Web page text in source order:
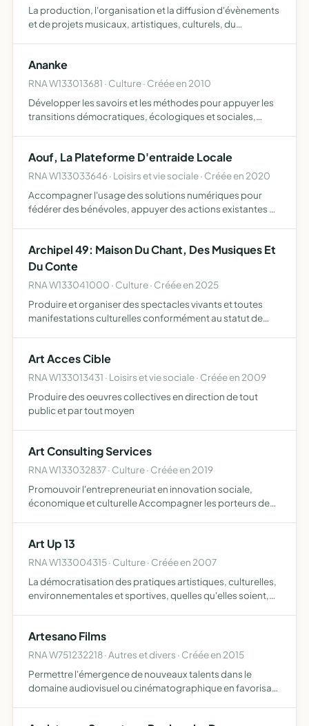
La production, l'organisation et la diffusion d'évènements
et de projets musicaux, artistiques, culturels, du
Ananke
RNA W133013681 · Culture · Créée en 2010
Développer les savoirs et les méthodes pour appuyer les
transitions démocratiques, écologiques et sociales,
Aouf, La Plateforme D'entraide Locale
RNA W133033646 · Loisirs et vie sociale · Créée en 2020
Accompagner l'usage des solutions numériques pour
fédérer des bénévoles, appuyer des actions existantes de
Archipel 49: Maison Du Chant, Des Musiques Et
Du Conte
RNA W133041000 · Culture · Créée en 2025
Produire et organiser des spectacles vivants et toutes
manifestations culturelles conformément au statut de
diffu…
Art Acces Cible
RNA W133013431 · Loisirs et vie sociale · Créée en 2009
Produire des oeuvres collectives en direction de tout
public et par tout moyen
Art Consulting Services
RNA W133032837 · Culture · Créée en 2019
Promouvoir l'entrepreneuriat en innovation sociale,
économique et culturelle Accompagner les porteurs de
Art Up 13
RNA W133004315 · Culture · Créée en 2007
La démocratisation des pratiques artistiques, culturelles,
environnementales et sportives, quelles qu'elles soient,
Artesano Films
RNA W751232218 · Autres et divers · Créée en 2015
Permettre l'émergence de nouveaux talents dans le
domaine audiovisuel ou cinématographique en favorisant